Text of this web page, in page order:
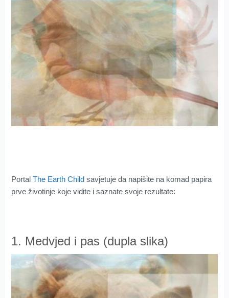
Portal The Earth Childsavjetuje da napišite na komad papira
prve životinje koje vidite i saznate svoje rezultate:
1. Medvjed i pas (dupla slika)